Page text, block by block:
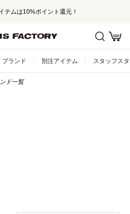
テムは10%ポイント還元！
ブランド 別注アイテム スタッフス
ド一覧